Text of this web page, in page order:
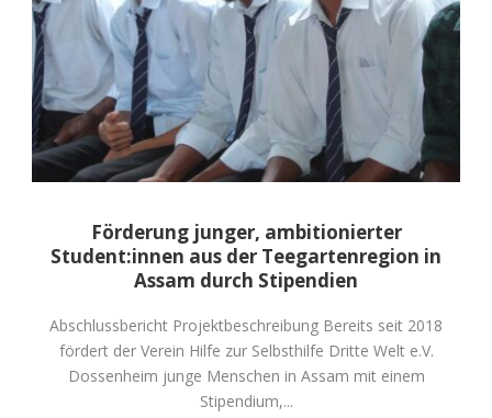
Förderung junger, ambitionierter
Student:innen aus der Teegartenregion in
Assam durch Stipendien
Abschlussbericht Projektbeschreibung Bereits seit 2018
fördert der Verein Hilfe zur Selbsthilfe Dritte Welt e.V.
Dossenheim junge Menschen in Assam mit einem
Stipendium,...